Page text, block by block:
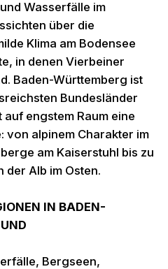
Wasserfälle im
über die
Klima am Bodensee
in denen Vierbeiner
Baden-Württemberg ist
Bundesländer
engstem Raum eine
von alpinem Charakter im
am Kaiserstuhl bis zu
der Alb im Osten.
IN BADEN-
Bergseen,